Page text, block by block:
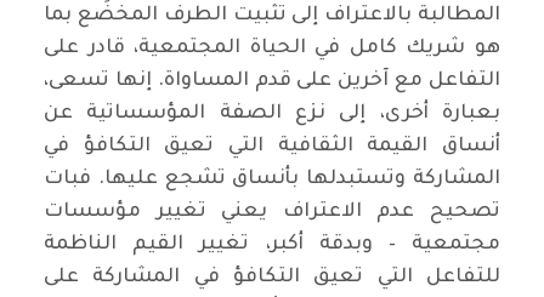
المطالبة بالاعتراف إلى تثبيت الطرف المخضَع بما
هو شريك كامل في الحياة المجتمعية، قادر على
التفاعل مع آخرين على قدم المساواة. إنها تسعى،
بعبارة أخرى، إلى نزع الصفة المؤسساتية عن
أنساق القيمة الثقافية التي تعيق التكافؤ في
المشاركة وتستبدلها بأنساق تشجع عليها. فبات
تصحيح عدم الاعتراف يعني تغيير مؤسسات
مجتمعية – وبدقة أكبر، تغيير القيم الناظمة
للتفاعل التي تعيق التكافؤ في المشاركة على